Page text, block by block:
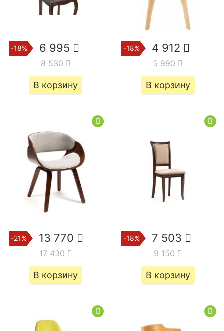
-18% 6 995
8 530
В корзину
-18% 4 912
5 990
В корзину
-21% 13 770
17 430
В корзину
-18% 7 503
9 150
В корзину